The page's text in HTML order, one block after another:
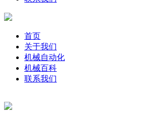
首页
关于我们
机械自动化
机械百科
联系我们